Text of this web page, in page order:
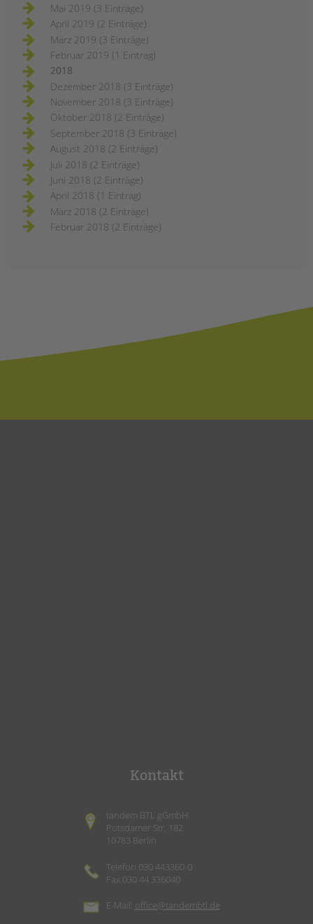
Mai 2019 (3 Einträge)
April 2019 (2 Einträge)
März 2019 (3 Einträge)
Februar 2019 (1 Eintrag)
2018
Dezember 2018 (3 Einträge)
November 2018 (3 Einträge)
Oktober 2018 (2 Einträge)
September 2018 (3 Einträge)
August 2018 (2 Einträge)
Juli 2018 (2 Einträge)
Juni 2018 (2 Einträge)
April 2018 (1 Eintrag)
März 2018 (2 Einträge)
Februar 2018 (2 Einträge)
Kontakt
tandem BTL gGmbH
Potsdamer Str. 182
10783 Berlin
Telefon 030 443360-0
Fax 030 44 336040
E-Mail: office@tandembtl.de